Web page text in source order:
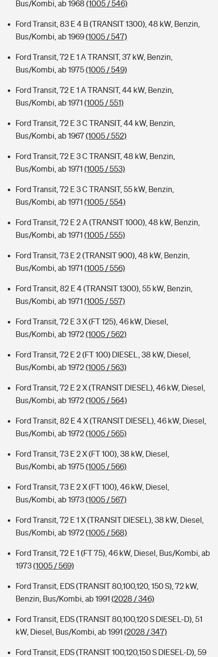
Bus/Kombi, ab 1968 (1005 / 546)
Ford Transit, 83 E 4 B (TRANSIT 1300), 48 kW, Benzin,
Bus/Kombi, ab 1969(1005 / 547)
Ford Transit, 72 E 1 A TRANSIT, 37 kW, Benzin,
Bus/Kombi, ab 1975(1005 / 549)
Ford Transit, 72 E 1 A TRANSIT, 44 kW, Benzin,
Bus/Kombi, ab 1971 (1005 / 551)
Ford Transit, 72 E 3 C TRANSIT, 44 kW, Benzin,
Bus/Kombi, ab 1967(1005 / 552)
Ford Transit, 72 E 3 C TRANSIT, 48 kW, Benzin,
Bus/Kombi, ab 1971 (1005 / 553)
Ford Transit, 72 E 3 C TRANSIT, 55 kW, Benzin,
Bus/Kombi, ab 1971 (1005 / 554)
Ford Transit, 72 E 2 A (TRANSIT 1000), 48 kW, Benzin,
Bus/Kombi, ab 1971 (1005 / 555)
Ford Transit, 73 E 2 (TRANSIT 900), 48 kW, Benzin,
Bus/Kombi, ab 1971 (1005 / 556)
Ford Transit, 82 E 4 (TRANSIT 1300), 55 kW, Benzin,
Bus/Kombi, ab 1971 (1005 / 557)
Ford Transit, 72 E 3 X (FT 125), 46 kW, Diesel,
Bus/Kombi, ab 1972(1005 / 562)
Ford Transit, 72 E 2 (FT 100) DIESEL, 38 kW, Diesel,
Bus/Kombi, ab 1972(1005 / 563)
Ford Transit, 72 E 2 X (TRANSIT DIESEL), 46 kW, Diesel,
Bus/Kombi, ab 1972(1005 / 564)
Ford Transit, 82 E 4 X (TRANSIT DIESEL), 46 kW, Diesel,
Bus/Kombi, ab 1972(1005 / 565)
Ford Transit, 73 E 2 X (FT 100), 38 kW, Diesel,
Bus/Kombi, ab 1975(1005 / 566)
Ford Transit, 73 E 2 X (FT 100), 46 kW, Diesel,
Bus/Kombi, ab 1973(1005 / 567)
Ford Transit, 72 E 1 X (TRANSIT DIESEL), 38 kW, Diesel,
Bus/Kombi, ab 1972(1005 / 568)
Ford Transit, 72 E 1 (FT 75), 46 kW, Diesel, Bus/Kombi, ab
1973(1005 / 569)
Ford Transit, EDS (TRANSIT 80,100,120, 150 S), 72 kW,
Benzin, Bus/Kombi, ab 1991 (2028 / 346)
Ford Transit, EDS (TRANSIT 80,100,120 S DIESEL-D), 51
kW, Diesel, Bus/Kombi, ab 1991 (2028 / 347)
Ford Transit, EDS (TRANSIT 100,120,150 S DIESEL-D), 59